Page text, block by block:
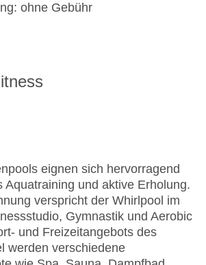
ohne Gebühr
eignen sich hervorragend
Aquatraining und aktive Erholung.
verspricht der Whirlpool im
Gymnastik und Aerobic
und Freizeitangebots des
werden verschiedene